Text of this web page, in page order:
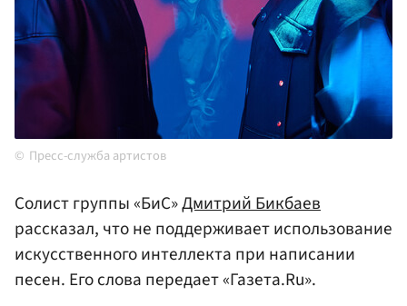
Пресс-служба артистов
Солист группы «БиС»Дмитрий Бикбаев
рассказал, что не поддерживает использование
искусственного интеллекта при написании
песен. Его слова передает «Газета.Ru».